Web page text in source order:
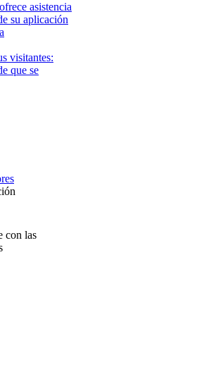
asistencia
su aplicación
visitantes:
que se
con las